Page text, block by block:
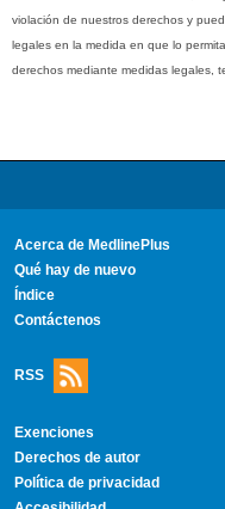
violación de nuestros derechos y
legales en la medida en que lo
derechos mediante medidas legales,
Acerca de MedlinePlus
Qué hay de nuevo
Índice
Contáctenos
RSS
Exenciones
Derechos de autor
Política de privacidad